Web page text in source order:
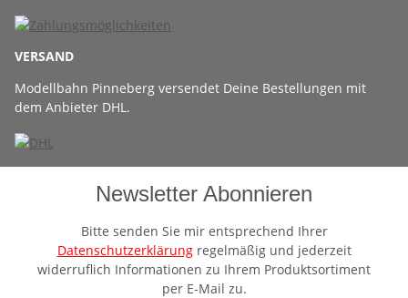
VERSAND
Modellbahn Pinneberg versendet Deine Bestellungen mit
dem Anbieter DHL.
Newsletter Abonnieren
Bitte senden Sie mir entsprechend Ihrer
Datenschutzerklärungregelmäßig und jederzeit
widerruflich Informationen zu Ihrem Produktsortiment
per E-Mail zu.